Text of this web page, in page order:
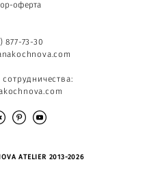
оферта
877-73-30
ATELIER 2013-2026